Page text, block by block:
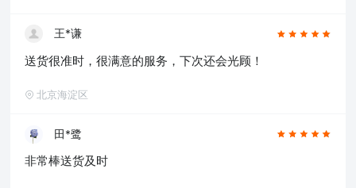
王*谦
送货很准时，很满意的服务，下次还会光顾！
北京海淀区
田*鹭
非常棒送货及时